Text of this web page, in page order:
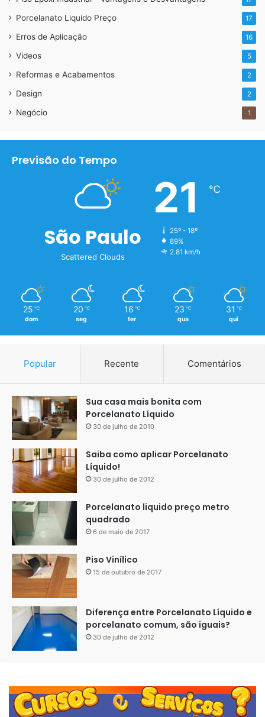
Porcelanato Liquido Preço 17
Erros de Aplicação 16
Videos 5
Reformas e Acabamentos 2
Design 2
Negócio 1
Previsão do Tempo
São Paulo
Scattered Clouds
21 ℃
25º - 18º
89%
2.81 km/h
25 ℃
dom
20 ℃
seg
16 ℃
ter
23 ℃
qua
31 ℃
qui
Popular Recente Comentários
Sua casa mais bonita com
Porcelanato Líquido
30 de julho de 2010
Saiba como aplicar Porcelanato
Líquido!
30 de julho de 2012
Porcelanato liquido preço metro
quadrado
6 de maio de 2017
Piso Vinílico
15 de outubro de 2017
Diferença entre Porcelanato Líquido e
porcelanato comum, são iguais?
30 de julho de 2012